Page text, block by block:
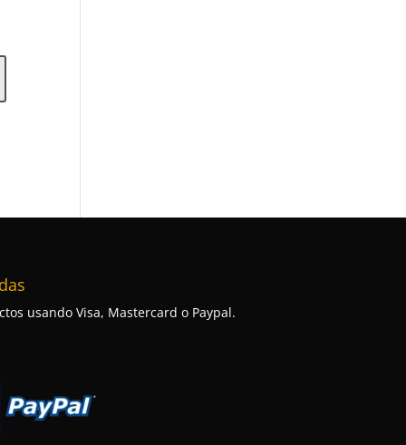
usando Visa, Mastercard o Paypal.